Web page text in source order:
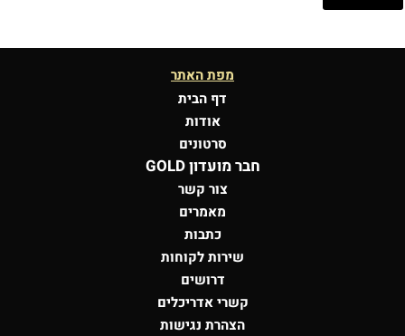
מפת האתר
דף הבית
אודות
סרטונים
חבר מועדון GOLD
צור קשר
מאמרים
כתבות
שירות לקוחות
דרושים
קשרי אדריכלים
הצהרת נגישות